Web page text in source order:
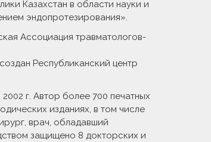
Казахстан в области науки и
эндопротезирования».
Ассоциация травматологов-
Республиканский центр
г. Автор более 700 печатных
изданиях, в том числе
врач, обладавший
защищено 8 докторских и